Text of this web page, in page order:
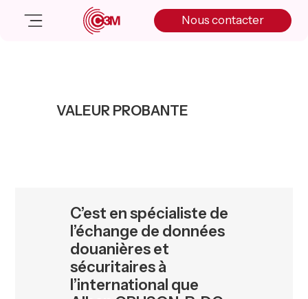
Nous contacter
Salle de presse
Nous contacter
VALEUR PROBANTE
C’est en spécialiste de
l’échange de données
douanières et
sécuritaires à
l’international que